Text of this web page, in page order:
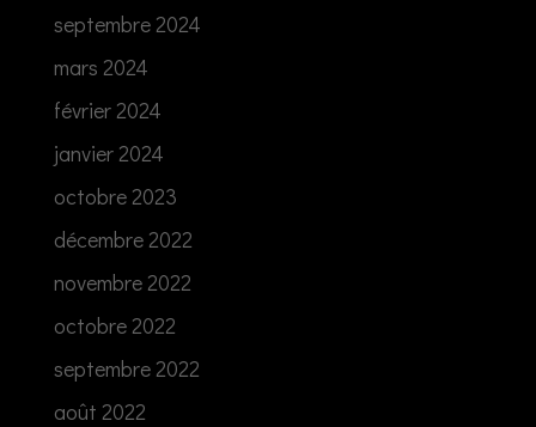
septembre 2024
mars 2024
février 2024
janvier 2024
octobre 2023
décembre 2022
novembre 2022
octobre 2022
septembre 2022
août 2022